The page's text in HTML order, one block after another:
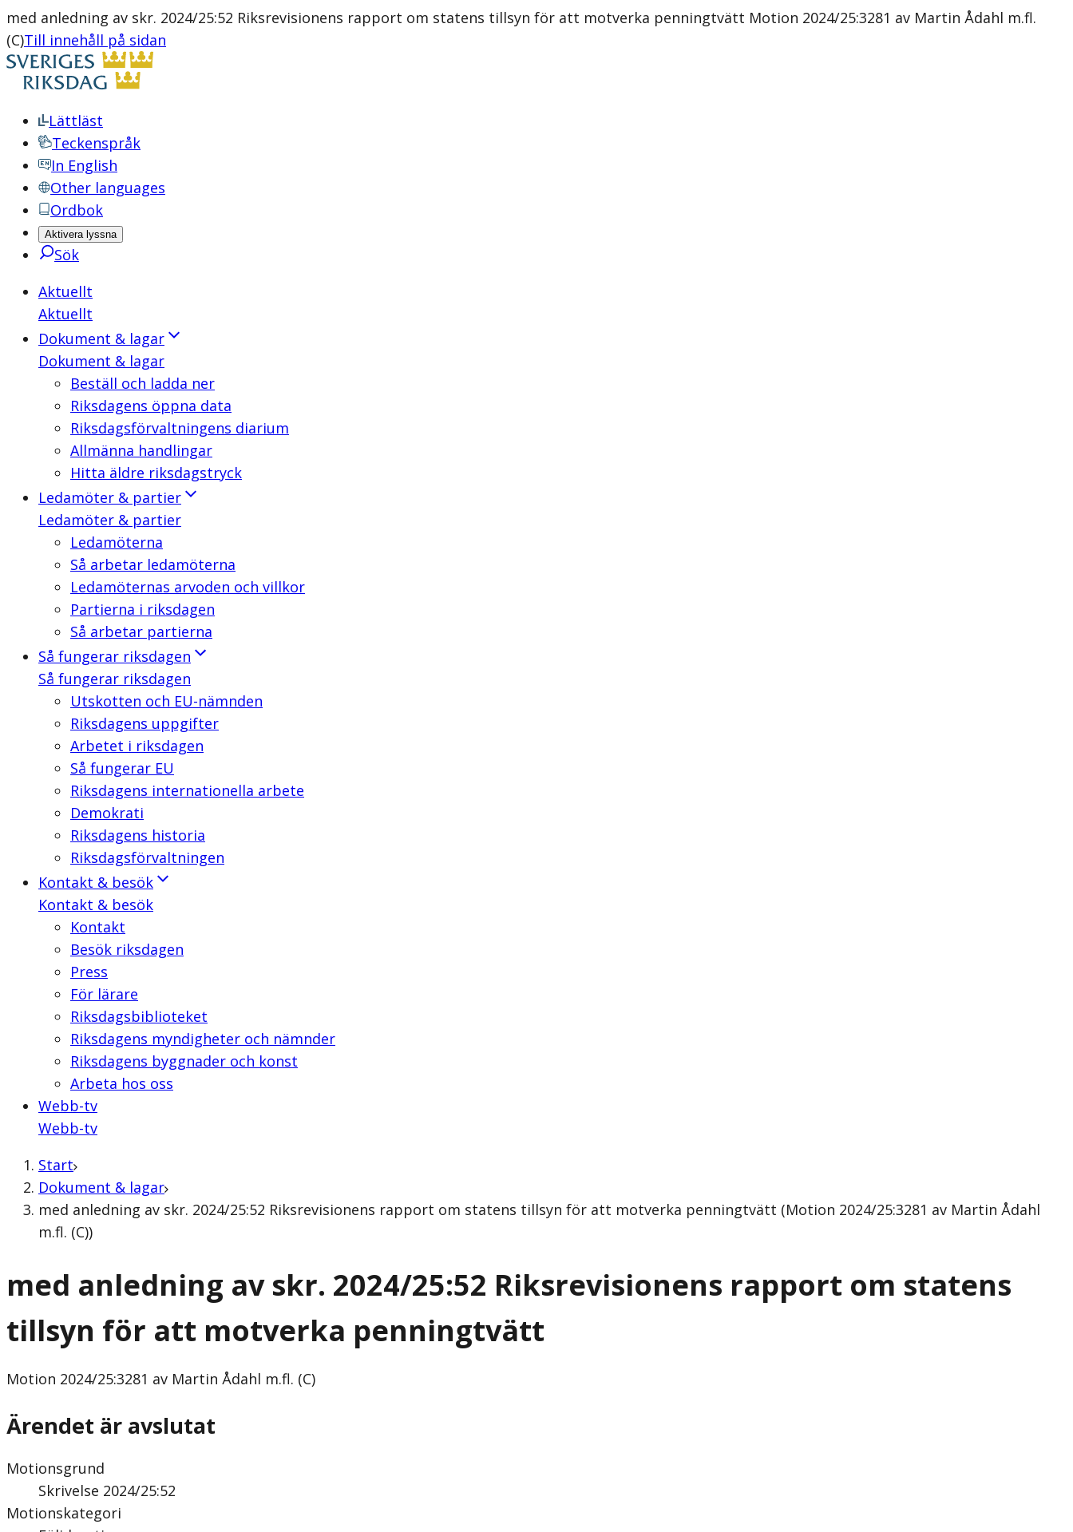
med anledning av skr. 2024/25:52 Riksrevisionens rapport om statens tillsyn för att motverka penningtvätt Motion 2024/25:3281 av Martin Ådahl m.fl.
(C)Till innehåll på sidan
Lättläst
Teckenspråk
In English
Other languages
Ordbok
Aktivera lyssna
Sök
Aktuellt
Aktuellt
Dokument & lagar
Dokument & lagar
Beställ och ladda ner
Riksdagens öppna data
Riksdagsförvaltningens diarium
Allmänna handlingar
Hitta äldre riksdagstryck
Ledamöter & partier
Ledamöter & partier
Ledamöterna
Så arbetar ledamöterna
Ledamöternas arvoden och villkor
Partierna i riksdagen
Så arbetar partierna
Så fungerar riksdagen
Så fungerar riksdagen
Utskotten och EU-nämnden
Riksdagens uppgifter
Arbetet i riksdagen
Så fungerar EU
Riksdagens internationella arbete
Demokrati
Riksdagens historia
Riksdagsförvaltningen
Kontakt & besök
Kontakt & besök
Kontakt
Besök riksdagen
Press
För lärare
Riksdagsbiblioteket
Riksdagens myndigheter och nämnder
Riksdagens byggnader och konst
Arbeta hos oss
Webb-tv
Webb-tv
Start
Dokument & lagar
med anledning av skr. 2024/25:52 Riksrevisionens rapport om statens tillsyn för att motverka penningtvätt (Motion 2024/25:3281 av Martin Ådahl
m.fl. (C))
med anledning av skr. 2024/25:52 Riksrevisionens rapport om statens
tillsyn för att motverka penningtvätt
Motion 2024/25:3281 av Martin Ådahl m.fl. (C)
Ärendet är avslutat
Motionsgrund
Skrivelse 2024/25:52
Motionskategori